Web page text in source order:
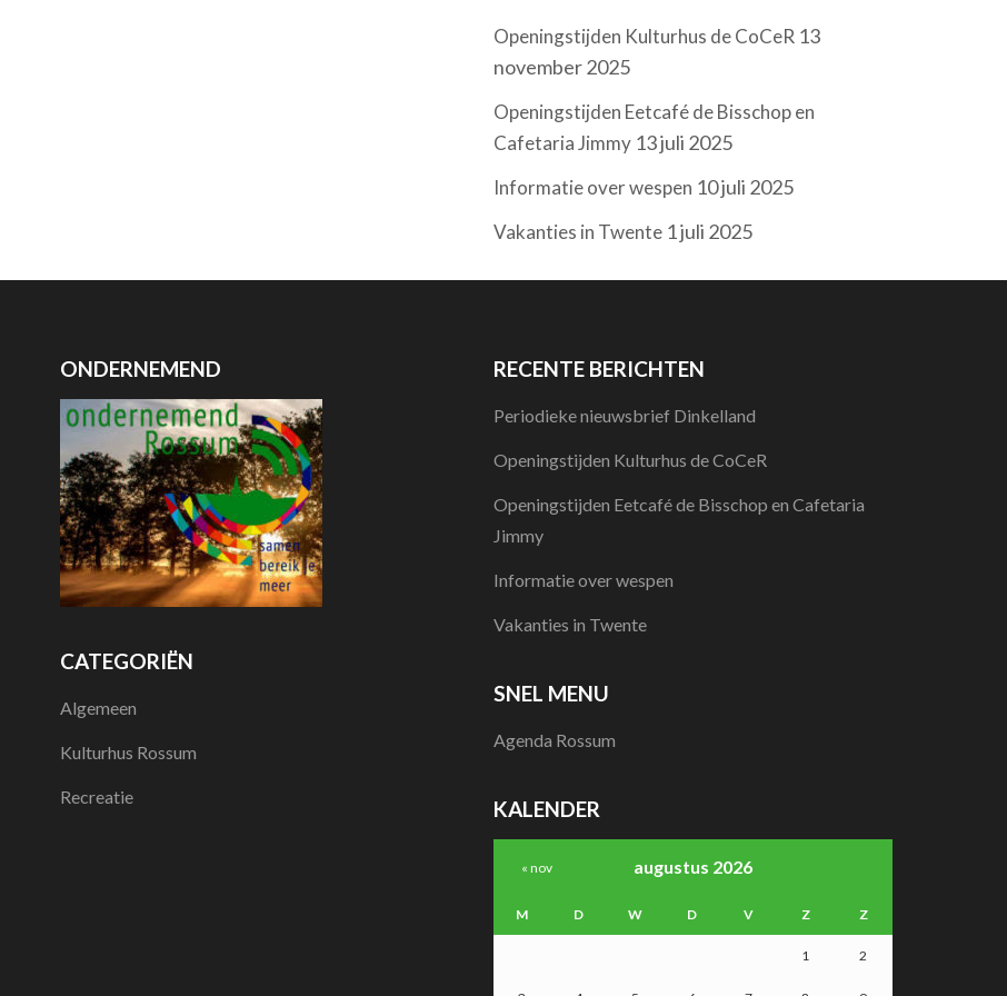
Openingstijden Kulturhus de CoCeR 13
november 2025
Openingstijden Eetcafé de Bisschop en
Cafetaria Jimmy 13 juli 2025
Informatie over wespen 10 juli 2025
Vakanties in Twente 1 juli 2025
ONDERNEMEND
CATEGORIËN
Algemeen
Kulturhus Rossum
Recreatie
RECENTE BERICHTEN
Periodieke nieuwsbrief Dinkelland
Openingstijden Kulturhus de CoCeR
Openingstijden Eetcafé de Bisschop en Cafetaria
Jimmy
Informatie over wespen
Vakanties in Twente
SNEL MENU
Agenda Rossum
KALENDER
augustus 2026
M D W D V Z Z
1 2
« nov